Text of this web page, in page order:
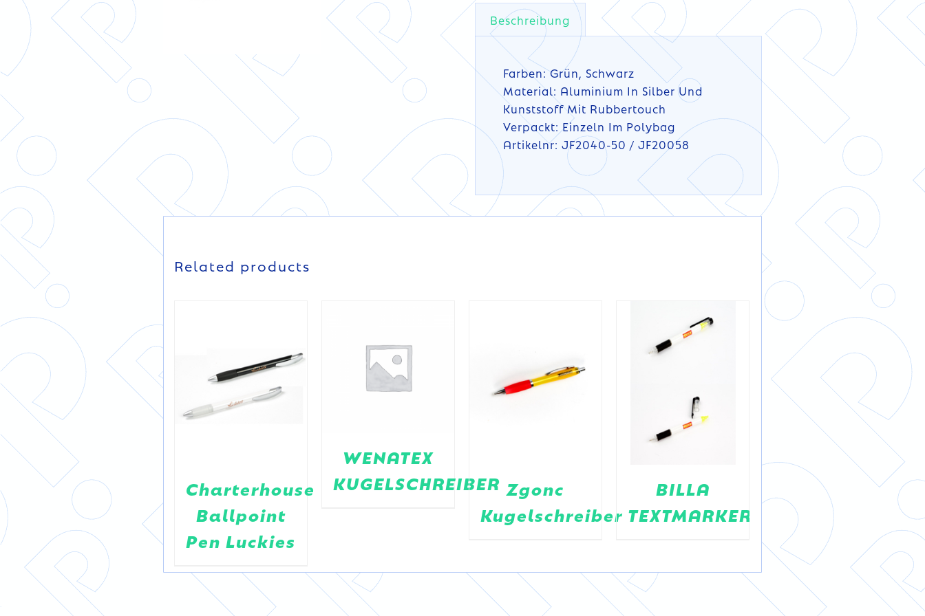
Beschreibung
Farben: Grün, Schwarz
Material: Aluminium In Silber Und
Kunststoff Mit Rubbertouch
Verpackt: Einzeln Im Polybag
Artikelnr: JF2040-50 / JF20058
Related products
BILLA
TEXTMARKER
Charterhouse
Ballpoint
Pen Luckies
WENATEX
KUGELSCHREIBER Zgonc
Kugelschreiber
BILLA
TEXTMARKER
DETAILS
Charterhouse
Ballpoint
Pen Luckies